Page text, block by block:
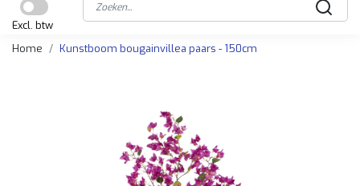
Excl. btw
Home
Kunstboom bougainvillea paars - 150cm